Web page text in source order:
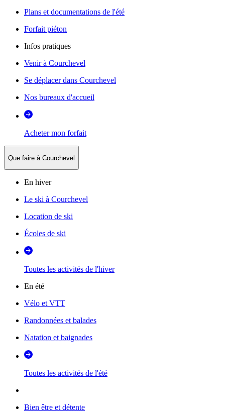
Plans et documentations de l'été
Forfait piéton
Infos pratiques
Venir à Courchevel
Se déplacer dans Courchevel
Nos bureaux d'accueil
Acheter mon forfait
Que faire à Courchevel
En hiver
Le ski à Courchevel
Location de ski
Écoles de ski
Toutes les activités de l'hiver
En été
Vélo et VTT
Randonnées et balades
Natation et baignades
Toutes les activités de l'été
Bien être et détente